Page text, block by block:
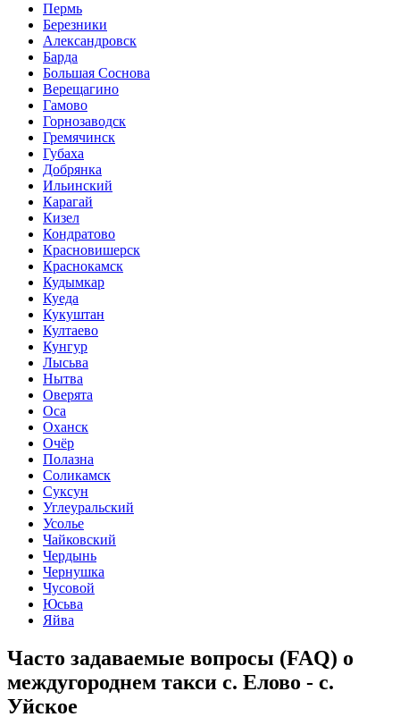
Пермь
Березники
Александровск
Барда
Большая Соснова
Верещагино
Гамово
Горнозаводск
Гремячинск
Губаха
Добрянка
Ильинский
Карагай
Кизел
Кондратово
Красновишерск
Краснокамск
Кудымкар
Куеда
Кукуштан
Култаево
Кунгур
Лысьва
Нытва
Оверята
Оса
Оханск
Очёр
Полазна
Соликамск
Суксун
Углеуральский
Усолье
Чайковский
Чердынь
Чернушка
Чусовой
Юсьва
Яйва
Часто задаваемые вопросы (FAQ) о
междугороднем такси с. Елово - с.
Уйское